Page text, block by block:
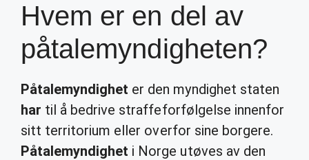
Hvem er en del av
påtalemyndigheten?
Påtalemyndighet er den myndighet staten
har til å bedrive straffeforfølgelse innenfor
sitt territorium eller overfor sine borgere.
Påtalemyndighet i Norge utøves av den